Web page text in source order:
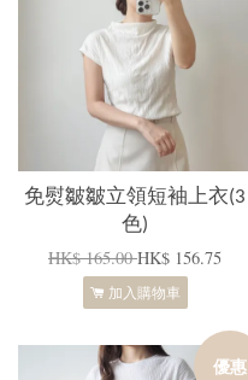
免熨皺皺立領短袖上衣(3
色)
HK$ 165.00HK$ 156.75
加入購物車
優惠